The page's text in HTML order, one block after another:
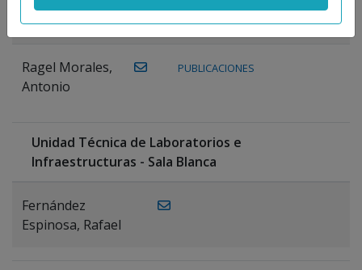
Rocío
Ragel Morales,
Antonio
PUBLICACIONES
Unidad Técnica de Laboratorios e
Infraestructuras - Sala Blanca
Fernández
Espinosa, Rafael